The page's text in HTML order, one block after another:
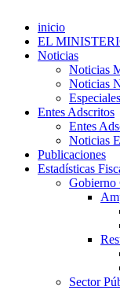
inicio
EL
Noticias
Noticias
Noticias
Especiales
Entes Adscritos
Entes
Noticias
Publicaciones
Estadísticas
Gobierno
Sector